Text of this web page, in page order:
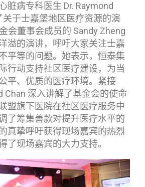
脏病专科医生 Dr. Raymond
关于士嘉堡地区医疗资源的演
会董事会成员的 Sandy Zheng
溢的演讲，呼吁大家关注士嘉
平等的问题。她表示，恒泰集
行动支持社区医疗建设，为当
平、优质的医疗环境。紧接
Chan 深入讲解了基金会的使命
盟旗下医院在社区医疗服务中
了筹集善款对提升医疗水平的
真挚呼吁获得现场嘉宾的热烈
了现场嘉宾的大力支持。